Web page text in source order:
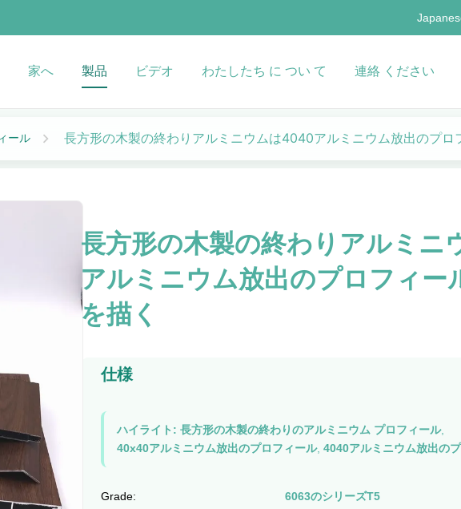
家へ 製品 ビデオ わたしたち に つい て 連絡 ください
ール 長方形の木製の終わりアルミニウムは4040アルミニウム放出のプロ
長方形の木製の終わりアルミニ
アルミニウム放出のプロフィー
を描く
仕様
ハイライト: 長方形の木製の終わりのアルミニウム プロフィール,
40x40アルミニウム放出のプロフィール, 4040アルミニウム放出の
Grade: 6063のシリーズT5